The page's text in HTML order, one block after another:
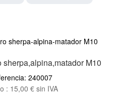
M10
240007
: 15,00€ sin IVA